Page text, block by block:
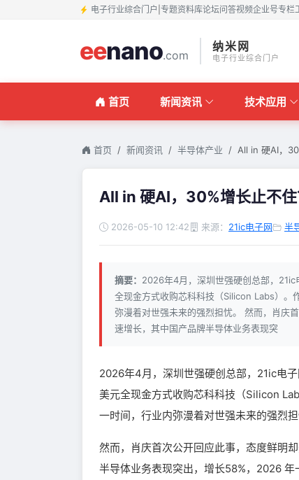
电子行业综合门户 专题资料库论坛问答视频企业号专栏
eenano.com
纳米网
电子行业综合门户
首页 新闻资讯 技术应用
首页 新闻资讯 半导体产业 All in 硬AI，
All in 硬AI，30%增长止不住
2026-05-10 12:42 来源： 21ic电子网 半
摘要： 2026年4月，深圳世强硬创总部，
全现金方式收购芯科科技（Silicon Labs）。
弥漫着对世强未来的强烈担忧。 然而，肖庆
速增长，其中国产品牌半导体业务表现突
2026年4月，深圳世强硬创总部，21ic电
美元全现金方式收购芯科科技（Silicon
一时间，行业内弥漫着对世强未来的强烈担
然而，肖庆首次公开回应此事，态度鲜明
半导体业务表现突出，增长58%，2026 年